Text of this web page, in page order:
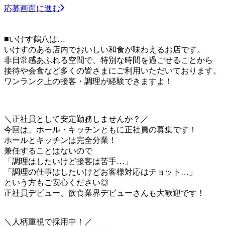
応募画面に進む
■いけす鶴八は…
いけすのある店内でおいしい和食が味わえるお店です。
非日常感あふれる空間で、特別な時間を過ごせることから
接待や会食など多くの皆さまにご利用いただいております。
ワンランク上の接客・調理が経験できますよ！
＼正社員として安定勤務しませんか？／
今回は、ホール・キッチンともに正社員の募集です！
ホールとキッチンは完全分業！
兼任することはないので
「調理はしたいけど接客は苦手…」
「調理の仕事はしたいけどお客様対応はチョット…」
という方もご安心ください◎
正社員デビュー、飲食業界デビューさんも大歓迎です！
＼人柄重視で採用中！／